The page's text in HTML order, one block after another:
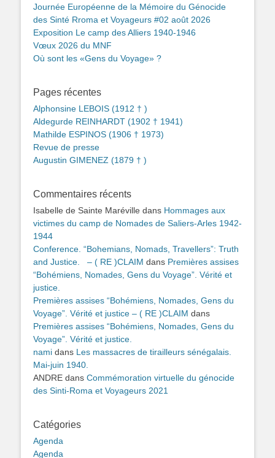
Journée Européenne de la Mémoire du Génocide
des Sinté Rroma et Voyageurs #02 août 2026
Exposition Le camp des Alliers 1940-1946
Vœux 2026 du MNF
Où sont les «Gens du Voyage» ?
Pages récentes
Alphonsine LEBOIS (1912 † )
Aldegurde REINHARDT (1902 † 1941)
Mathilde ESPINOS (1906 † 1973)
Revue de presse
Augustin GIMENEZ (1879 † )
Commentaires récents
Isabelle de Sainte Maréville dans Hommages aux
victimes du camp de Nomades de Saliers-Arles 1942-
1944
Conference. “Bohemians, Nomads, Travellers”: Truth
and Justice. – ( RE )CLAIM dans Premières assises
“Bohémiens, Nomades, Gens du Voyage”. Vérité et
justice.
Premières assises “Bohémiens, Nomades, Gens du
Voyage”. Vérité et justice – ( RE )CLAIM dans
Premières assises “Bohémiens, Nomades, Gens du
Voyage”. Vérité et justice.
nami dans Les massacres de tirailleurs sénégalais.
Mai-juin 1940.
ANDRE dans Commémoration virtuelle du génocide
des Sinti-Roma et Voyageurs 2021
Catégories
Agenda
Agenda